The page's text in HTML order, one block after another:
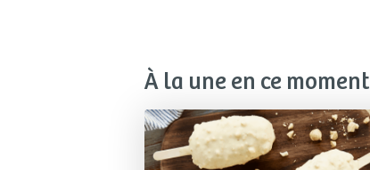
À la une en ce moment